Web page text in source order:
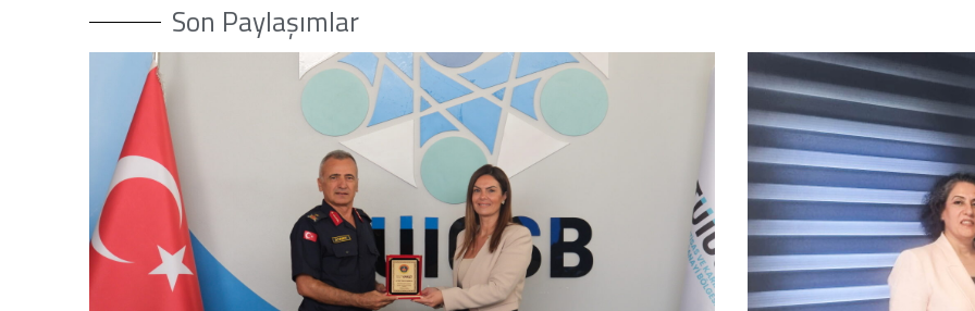
Son Paylaşımlar